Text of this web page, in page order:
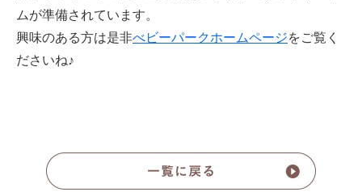
ムが準備されています。
興味のある方は是非べビーパークホームページをご覧く
ださいね♪